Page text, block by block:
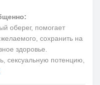
оберег, помогает
сохранить на
здоровье.
сексуальную потенцию,